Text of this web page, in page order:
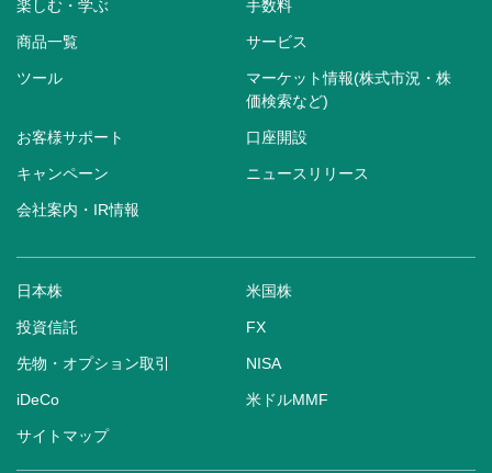
楽しむ・学ぶ 手数料
商品一覧 サービス
ツール
マーケット情報(株式市況・株
価検索など)
お客様サポート 口座開設
キャンペーン ニュースリリース
会社案内・IR情報
日本株 米国株
投資信託 FX
先物・オプション取引 NISA
iDeCo 米ドルMMF
サイトマップ